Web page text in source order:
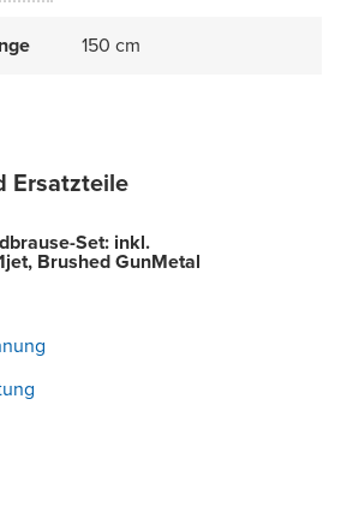
150 cm
Ersatzteile
Set: inkl.
Brushed GunMetal